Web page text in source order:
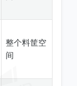
整个料筐空
间